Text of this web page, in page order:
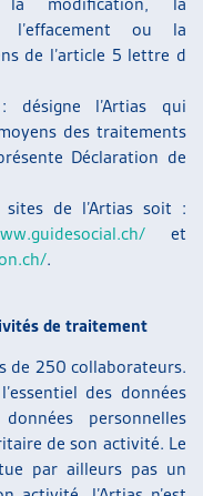
l’effacement ou la
de l’article 5 lettre d
désigne l’Artias qui
des traitements
Déclaration de
de l’Artias soit :
et
.
de traitement
de 250 collaborateurs.
des données
personnelles
de son activité. Le
par ailleurs pas un